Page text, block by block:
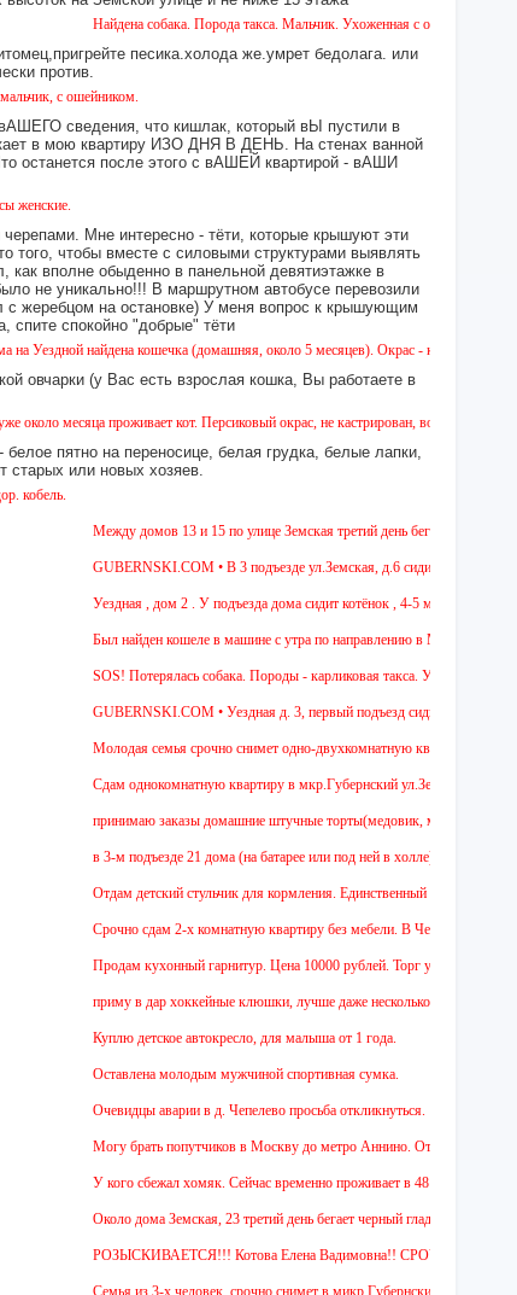
Найдена собака. Порода такса. Мальчик. Ухоженная с ошейником.
песика.холода же.умрет бедолага. или
против.
ошейником.
сведения, что кишлак, который вЫ пустили в
в мою квартиру ИЗО ДНЯ В ДЕНЬ. На стенах ванной
после этого с вАШЕЙ квартирой - вАШИ
Мне интересно - тёти, которые крышуют эти
того, чтобы вместе с силовыми структурами выявлять
вполне обыденно в панельной девятиэтажке в
не уникально!!! В маршрутном автобусе перевозили
с жеребцом на остановке) У меня вопрос к крышующим
спокойно "добрые" тёти
найдена кошечка (домашняя, около 5 месяцев). Окрас - камышовый, на один
овчарки (у Вас есть взрослая кошка, Вы работаете в
проживает кот. Персиковый окрас, не кастрирован, возраст менее года,
пятно на переносице, белая грудка, белые лапки,
старых или новых хозяев.
Между домов 13 и 15 по улице Земская третий день бегает собака из
GUBERNSKI.COM • В 3 подъезде ул.Земская, д.6 сидит очень
Уездная , дом 2 . У подъезда дома сидит котёнок , 4-5 мес , девочка.
Был найден кошеле в машине с утра по направлению в Москву,девушка
SOS! Потерялась собака. Породы - карликовая такса. Уважаемые
GUBERNSKI.COM • Уездная д. 3, первый подъезд сидит
Молодая семья срочно снимет одно-двухкомнатную квартиру на
Cдам однокомнатную квартиру в мкр.Губернский ул.Земская. Ремонт от
принимаю заказы домашние штучные торты(медовик, муравейник,
в 3-м подъезде 21 дома (на батарее или под ней в холле) тоскует и
Отдам детский стульчик для кормления. Единственный минус - нет
Срочно сдам 2-х комнатную квартиру без мебели. В Чехове буду после
Продам кухонный гарнитур. Цена 10000 рублей. Торг уместен.
приму в дар хоккейные клюшки, лучше даже несколько:)
Куплю детское автокресло, для малыша от 1 года.
Оставлена молодым мужчиной спортивная сумка.
Очевидцы аварии в д. Чепелево просьба откликнуться.
Могу брать попутчиков в Москву до метро Аннино. Отъезд 6.45 от
У кого сбежал хомяк. Сейчас временно проживает в 48 квартире (9 этаж
Около дома Земская, 23 третий день бегает черный гладкошерстый
РОЗЫСКИВАЕТСЯ!!! Котова Елена Вадимовна!! СРОЧНО